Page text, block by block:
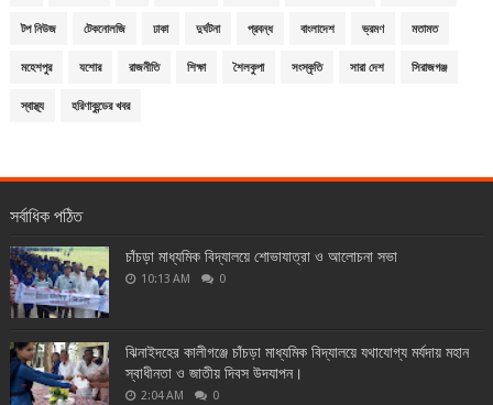
টপ নিউজ টেকনোলজি ঢাকা দুর্ঘটনা প্রবন্ধ বাংলাদেশ ভ্রমণ মতামত
মহেশপুর যশোর রাজনীতি শিক্ষা শৈলকুপা সংস্কৃতি সারা দেশ সিরাজগঞ্জ
স্বাস্থ্য হরিণাকুন্ডের খবর
সর্বাধিক পঠিত
চাঁচড়া মাধ্যমিক বিদ্যালয়ে শোভাযাত্রা ও আলোচনা সভা
10:13 AM 0
ঝিনাইদহের কালীগঞ্জে চাঁচড়া মাধ্যমিক বিদ্যালয়ে যথাযোগ্য মর্যদায় মহান
স্বাধীনতা ও জাতীয় দিবস উদযাপন।
2:04 AM 0